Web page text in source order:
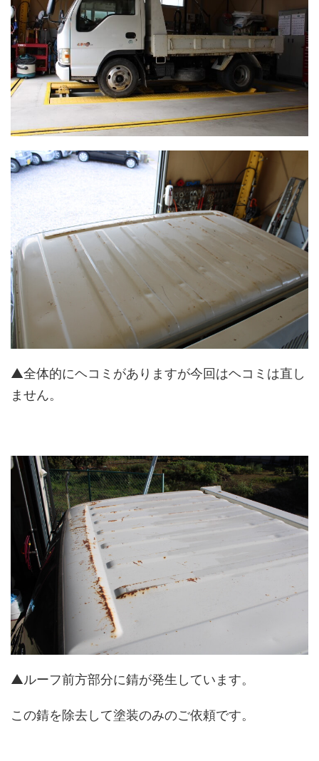
▲全体的にヘコミがありますが今回はヘコミは直し
ません。
▲ルーフ前方部分に錆が発生しています。
この錆を除去して塗装のみのご依頼です。